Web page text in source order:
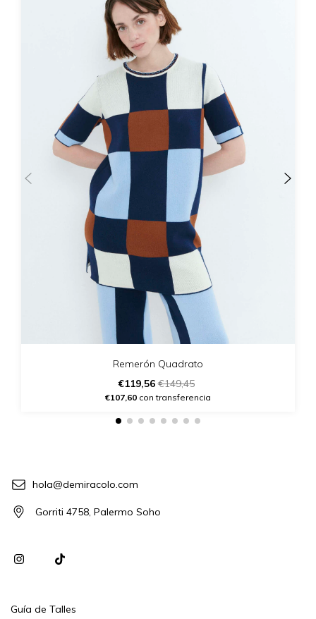
Remerón Quadrato
€119,56€149,45
€107,60 con transferencia
hola@demiracolo.com
Gorriti 4758, Palermo Soho
Guía de Talles